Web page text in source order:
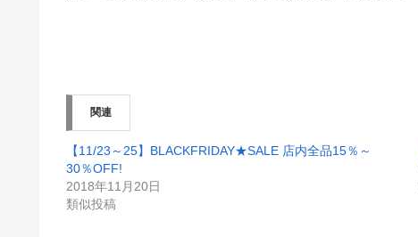
関連
【11/23～25】BLACKFRIDAY★SALE 店内全品15％～
30％OFF!
2018年11月20日
類似投稿